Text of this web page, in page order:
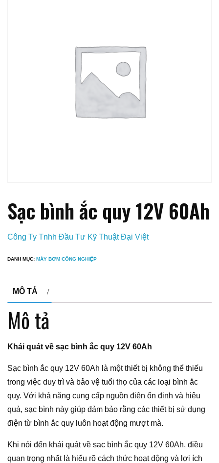
Sạc bình ắc quy 12V 60Ah
Công Ty Tnhh Đầu Tư Kỹ Thuật Đại Việt
DANH MỤC: MÁY BƠM CÔNG NGHIỆP
MÔ TẢ
Mô tả
Khái quát về sạc bình ắc quy 12V 60Ah
Sạc bình ắc quy 12V 60Ah là một thiết bị không thể thiếu
trong việc duy trì và bảo vệ tuổi thọ của các loại bình ắc
quy. Với khả năng cung cấp nguồn điện ổn định và hiệu
quả, sạc bình này giúp đảm bảo rằng các thiết bị sử dụng
điện từ bình ắc quy luôn hoạt động mượt mà.
Khi nói đến khái quát về sạc bình ắc quy 12V 60Ah, điều
quan trọng nhất là hiểu rõ cách thức hoạt động và lợi ích